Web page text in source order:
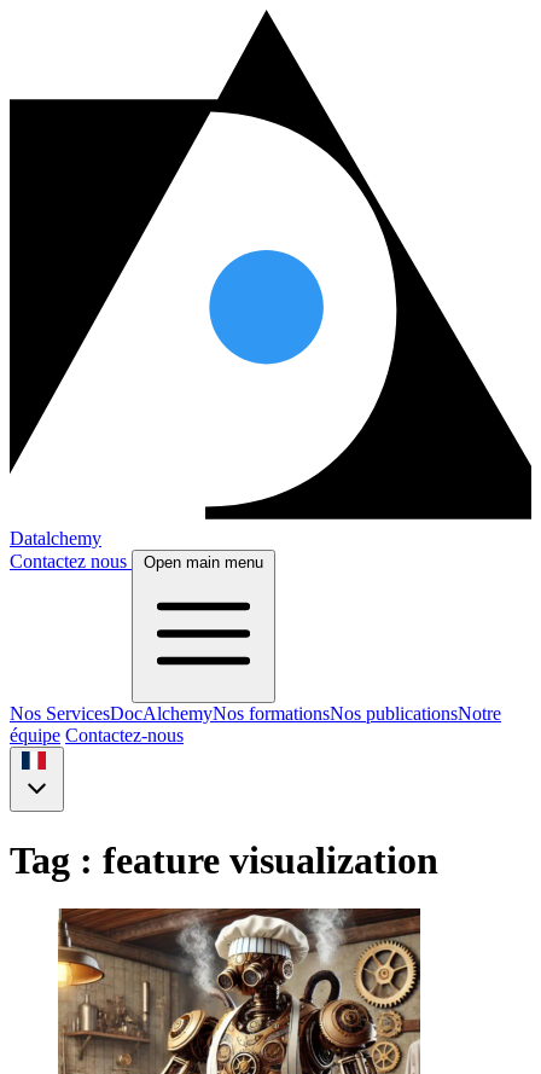
Datalchemy
Contactez nous
Open main menu
Nos ServicesDocAlchemyNos formationsNos publicationsNotre
équipe Contactez-nous
Tag : feature visualization